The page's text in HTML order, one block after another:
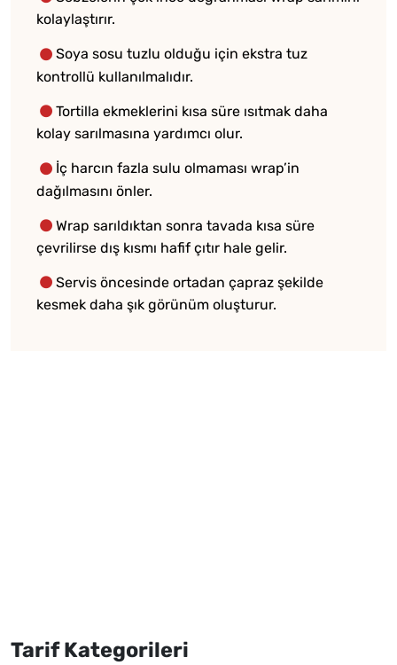
kolaylaştırır.
Soya sosu tuzlu olduğu için ekstra tuz
kontrollü kullanılmalıdır.
Tortilla ekmeklerini kısa süre ısıtmak daha
kolay sarılmasına yardımcı olur.
İç harcın fazla sulu olmaması wrap’in
dağılmasını önler.
Wrap sarıldıktan sonra tavada kısa süre
çevrilirse dış kısmı hafif çıtır hale gelir.
Servis öncesinde ortadan çapraz şekilde
kesmek daha şık görünüm oluşturur.
Tarif Kategorileri